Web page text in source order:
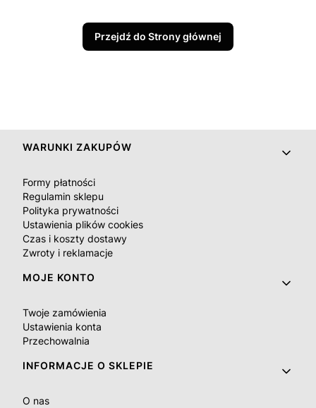
Przejdź do Strony głównej
Linki w stopce
WARUNKI ZAKUPÓW
Formy płatności
Regulamin sklepu
Polityka prywatności
Ustawienia plików cookies
Czas i koszty dostawy
Zwroty i reklamacje
MOJE KONTO
Twoje zamówienia
Ustawienia konta
Przechowalnia
INFORMACJE O SKLEPIE
O nas